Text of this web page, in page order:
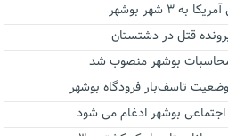
۳ شهر بوشهر
بوشهر منصوب شد
تاسف‌بار فرودگاه بوشهر